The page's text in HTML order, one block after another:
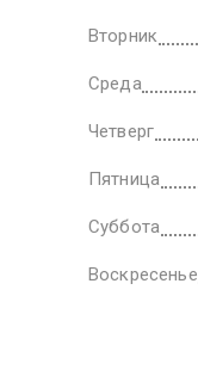
Вторник
Среда
Четверг
Пятница
Суббота
Воскресенье